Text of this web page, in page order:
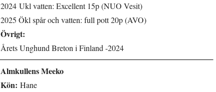
2024 Ukl vatten: Excellent 15p (NUO Vesit)
2025 Ökl spår och vatten: full pott 20p (AVO)
Övrigt:
Årets Unghund Breton i Finland -2024
Almkullens Meeko
Kön: Hane